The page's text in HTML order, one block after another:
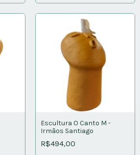
Escultura O Canto M -
Irmãos Santiago
R$494,00